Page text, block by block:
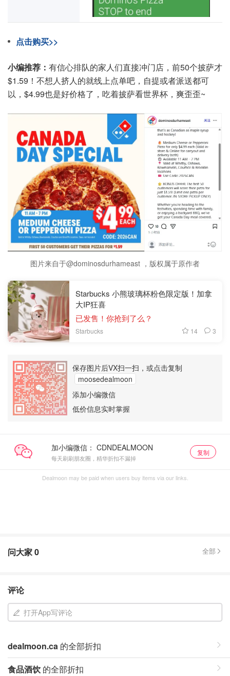
点击购买>>
小编推荐： 有信心排队的家人们直接冲门店，前50个披萨才
$1.59！不想人挤人的就线上点单吧，自提或者派送都可
以，$4.99也是好价格了，吃着披萨看世界杯，爽歪歪~
图片来自于@dominosdurhameast ，版权属于原作者
Starbucks 小熊玻璃杯粉色限定版！加拿
大IP狂喜
已发售！你抢到了么？
Starbucks 14 3
保存图片后VX扫一扫，或点击复制
moosedealmoon
添加小编微信
低价信息实时掌握
加小编微信：
每天刷刷朋友圈，精华折扣不漏掉
复制
Dealmoon may be paid when users buy items via our links.
问大家0 全部
评论
打开App写评论
dealmoon.ca 的全部折扣
食品酒饮 的全部折扣